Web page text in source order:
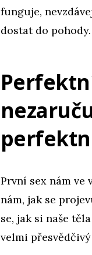
funguje,
dostat do pohody.
První sex nám
nám, jak se
se, jak si naše
velmi